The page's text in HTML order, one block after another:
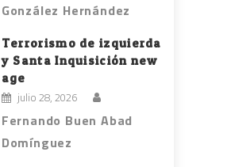
González Hernández
Terrorismo de izquierda
y Santa Inquisición new
age
julio 28, 2026
Fernando Buen Abad
Domínguez